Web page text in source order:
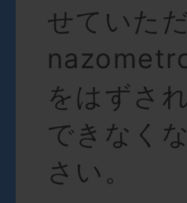
せていた
をはずさ
できなく
さい。